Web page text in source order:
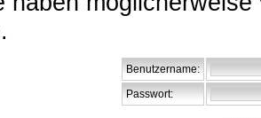
Benutzername:
Passwort: